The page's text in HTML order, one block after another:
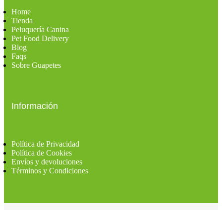
Home
Tienda
Peluquería Canina
Pet Food Delivery
Blog
Faqs
Sobre Guapetes
Información
Política de Privacidad
Política de Cookies
Envíos y devoluciones
Términos y Condiciones